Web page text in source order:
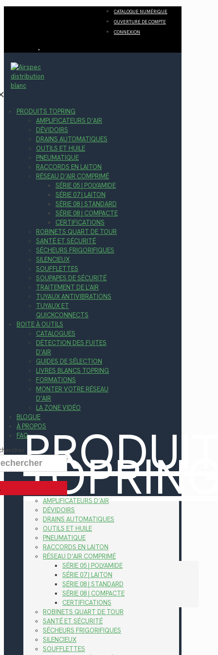
CATALOGUE NUMÉRIQUE
OUVERTURE DE COMPTE
CONNEXION
PRODUITS TOPRING
AMPLIFICATEURS D’AIR
DÉVIDOIRS
DRAINS AUTOMATIQUES
OUTILS ET HUILE
PNEUMATIQUE
RACCORDS EN LAITON
RÉSEAU D’AIR COMPRIMÉ
SÉRIE 05 | POLYAMIDE
SÉRIE 07 | LAITON
SÉRIE 08 | STANDARD
SÉRIE 08 | COMPACTE
CERTIFICATIONS
ROBINETS QUART DE TOUR
SANTÉ ET SÉCURITÉ
SÉCHEURS FRIGORIFIQUES
SILENCIEUX
SOUFFLETTES
SOUPAPES DE SÉCURITÉ
TRAITEMENT DE L’AIR
TUYAUX ANTIVIBRATIONS
TUYAUX ET
QUICKCONNECTS
BOITE À OUTILS
CATALOGUES
DÉTECTION DES FUITES
D’AIR
GUIDES DE SÉLECTION
LIVRES BLANCS TOPRING
FORMATIONS
MONTER VOTRE RÉSEAU
D’AIR
LA ZONE VIDÉO
BLOGUE
À PROPOS
FAQ
AMPLIFICATEURS D’AIR
DÉVIDOIRS
DRAINS AUTOMATIQUES
OUTILS ET HUILE
PNEUMATIQUE
RACCORDS EN LAITON
RÉSEAU D’AIR COMPRIMÉ
SÉRIE 05 | POLYAMIDE
SÉRIE 07 | LAITON
SÉRIE 08 | STANDARD
SÉRIE 08 | COMPACTE
CERTIFICATIONS
ROBINETS QUART DE TOUR
SANTÉ ET SÉCURITÉ
SÉCHEURS FRIGORIFIQUES
SILENCIEUX
SOUFFLETTES